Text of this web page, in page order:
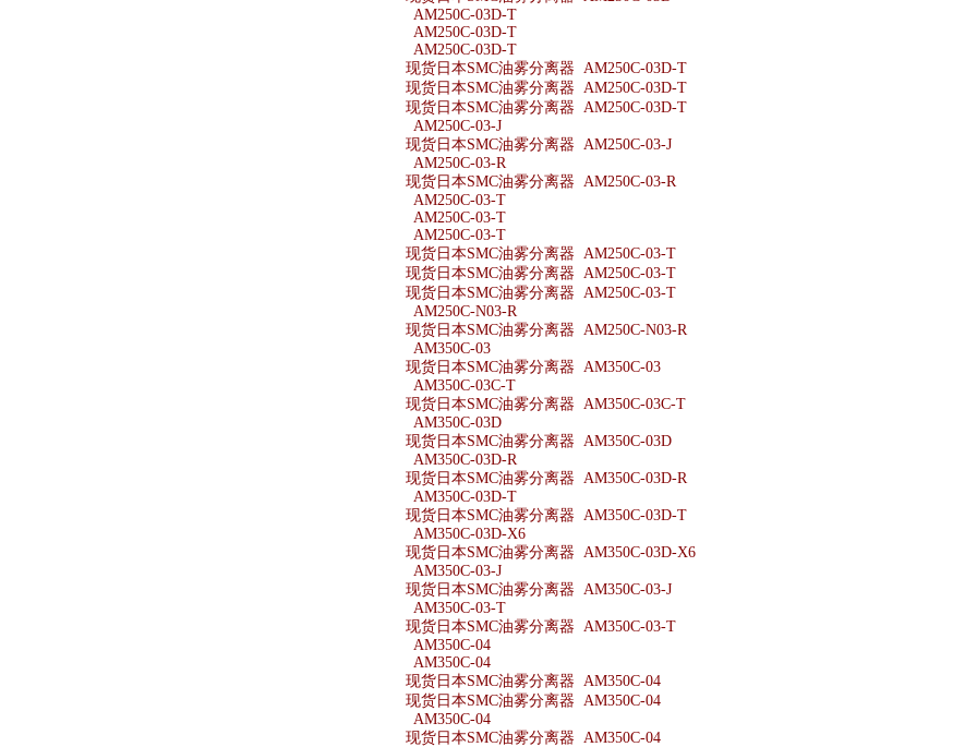
AM250C-03D-T
AM250C-03D-T
AM250C-03D-T
现货日本SMC油雾分离器 AM250C-03D-T
现货日本SMC油雾分离器 AM250C-03D-T
现货日本SMC油雾分离器 AM250C-03D-T
AM250C-03-J
现货日本SMC油雾分离器 AM250C-03-J
AM250C-03-R
现货日本SMC油雾分离器 AM250C-03-R
AM250C-03-T
AM250C-03-T
AM250C-03-T
现货日本SMC油雾分离器 AM250C-03-T
现货日本SMC油雾分离器 AM250C-03-T
现货日本SMC油雾分离器 AM250C-03-T
AM250C-N03-R
现货日本SMC油雾分离器 AM250C-N03-R
AM350C-03
现货日本SMC油雾分离器 AM350C-03
AM350C-03C-T
现货日本SMC油雾分离器 AM350C-03C-T
AM350C-03D
现货日本SMC油雾分离器 AM350C-03D
AM350C-03D-R
现货日本SMC油雾分离器 AM350C-03D-R
AM350C-03D-T
现货日本SMC油雾分离器 AM350C-03D-T
AM350C-03D-X6
现货日本SMC油雾分离器 AM350C-03D-X6
AM350C-03-J
现货日本SMC油雾分离器 AM350C-03-J
AM350C-03-T
现货日本SMC油雾分离器 AM350C-03-T
AM350C-04
AM350C-04
现货日本SMC油雾分离器 AM350C-04
现货日本SMC油雾分离器 AM350C-04
AM350C-04
现货日本SMC油雾分离器 AM350C-04